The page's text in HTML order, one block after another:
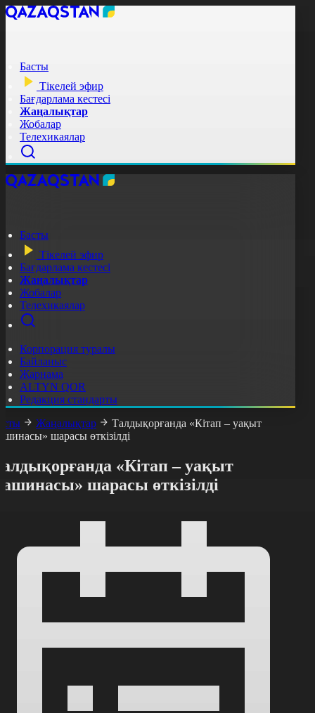
Басты
Тікелей эфир
Бағдарлама кестесі
Жаңалықтар
Жобалар
Телехикаялар
Басты
Тікелей эфир
Бағдарлама кестесі
Жаңалықтар
Жобалар
Телехикаялар
Корпорация туралы
Байланыс
Жарнама
ALTYN QOR
Редакция стандарты
Жаңалықтар
Талдықорғанда «Кітап – уақыт
шарасы өткізілді
«Кітап – уақыт
шарасы өткізілді